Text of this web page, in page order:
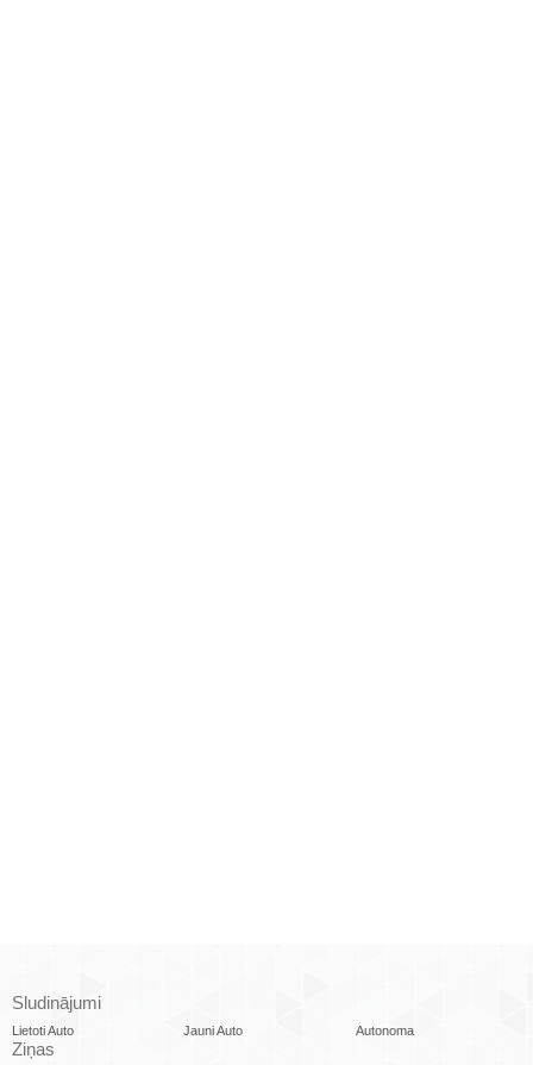
Sludinājumi
Lietoti Auto Jauni Auto Autonoma
Ziņas